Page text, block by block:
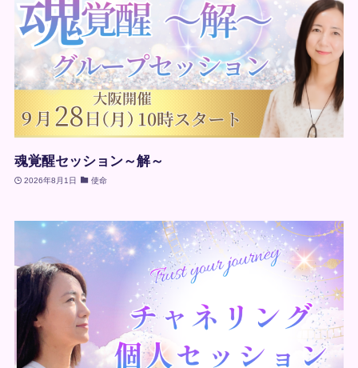
魂覚醒セッション～解～
2026年8月1日 使命